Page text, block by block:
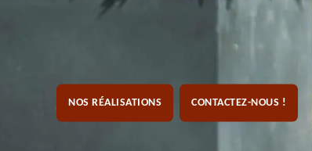
NOS RÉALISATIONS CONTACTEZ-NOUS !